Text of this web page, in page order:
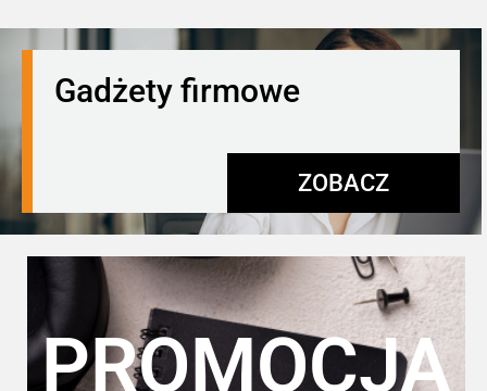
Gadżety firmowe
ZOBACZ
PROMOCJA